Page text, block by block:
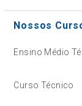
Nossos
Ensino Médio
Curso Técnico